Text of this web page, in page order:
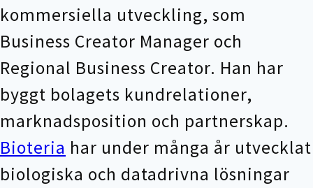
kommersiella utveckling, som
Business Creator Manager och
Regional Business Creator. Han har
byggt bolagets kundrelationer,
marknadsposition och partnerskap.
Bioteria har under många år utvecklat
biologiska och datadrivna lösningar